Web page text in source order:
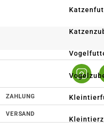
ZAHLUNG
VERSAND